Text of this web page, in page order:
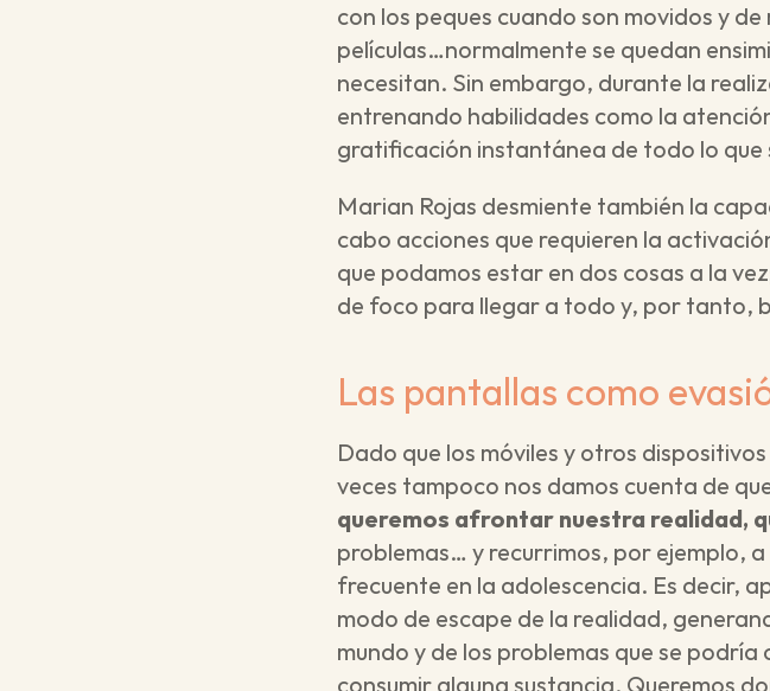
con los peques cuando son movidos y
películas…normalmente se quedan
necesitan. Sin embargo, durante la
entrenando habilidades como la
gratificación instantánea de todo lo que
Marian Rojas desmiente también la
cabo acciones que requieren la
que podamos estar en dos cosas a la
de foco para llegar a todo y, por tanto,
Las pantallas como
Dado que los móviles y otros
veces tampoco nos damos cuenta de
queremos afrontar nuestra realidad,
problemas… y recurrimos, por ejemplo,
frecuente en la adolescencia. Es decir,
modo de escape de la realidad,
mundo y de los problemas que se
consumir alguna sustancia. Queremos